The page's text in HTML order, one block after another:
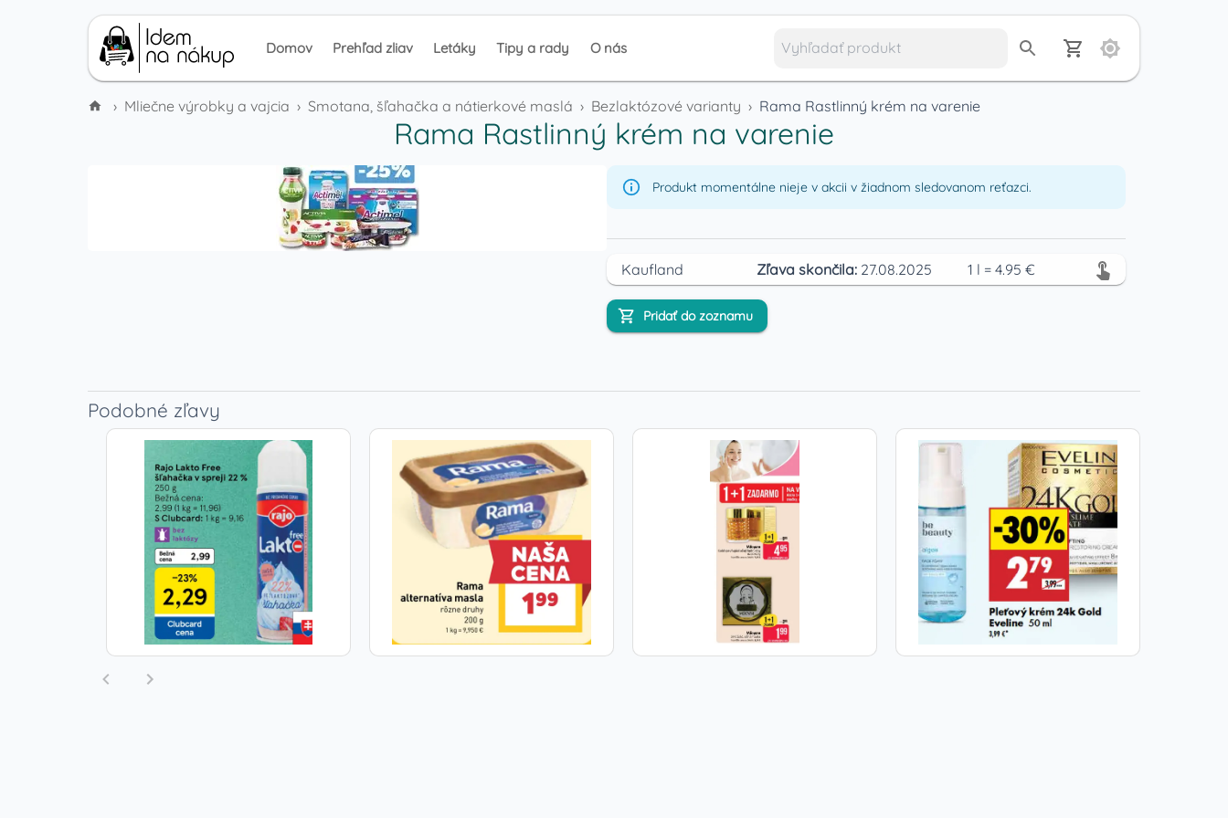
Domov Prehľad zliav Letáky Tipy a rady O nás
› Mliečne výrobky a vajcia › Smotana, šľahačka a nátierkové maslá › Bezlaktózové varianty › Rama Rastlinný krém na varenie
Rama Rastlinný krém na varenie
Produkt momentálne nieje v akcii v žiadnom sledovanom reťazci.
Kaufland Zľava skončila: 27.08.2025 1 l = 4.95 €
Pridať do zoznamu
Podobné zľavy